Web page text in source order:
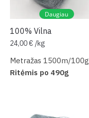
Daugiau
100% Vilna
24,00€ /kg
Metražas 1500m/100g
Ritėmis po 490g